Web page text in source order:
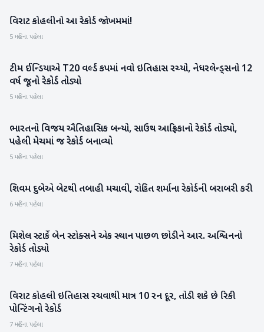
રમતગમત
વિરાટ કોહલીનો આ રેકોર્ડ જોખમમાં!
5 મહિના પહેલા
રમતગમત
ટીમ ઈન્ડિયાએ T20 વર્લ્ડ કપમાં નવો ઇતિહાસ રચ્યો, નેધરલેન્ડ્સનો 12
વર્ષ જૂનો રેકોર્ડ તોડ્યો
5 મહિના પહેલા
રમતગમત
ભારતનો વિજય ઐતિહાસિક બન્યો, સાઉથ આફ્રિકાનો રેકોર્ડ તોડ્યો,
પહેલી મેચમાં જ રેકોર્ડ બનાવ્યો
5 મહિના પહેલા
રમતગમત
શિવમ દુબેએ બેટથી તબાહી મચાવી, રોહિત શર્માના રેકોર્ડની બરાબરી કરી
6 મહિના પહેલા
રમતગમત
મિશેલ સ્ટાર્કે બેન સ્ટોક્સને એક સ્થાન પાછળ છોડીને આર. અશ્વિનનો
રેકોર્ડ તોડ્યો
7 મહિના પહેલા
રમતગમત
વિરાટ કોહલી ઇતિહાસ રચવાથી માત્ર 10 રન દૂર, તોડી શકે છે રિકી
પોન્ટિંગનો રેકોર્ડ
7 મહિના પહેલા